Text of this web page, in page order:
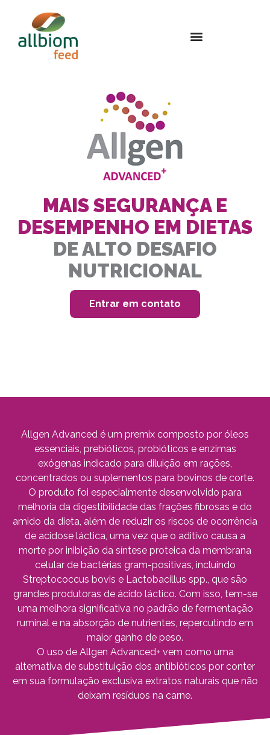
MAIS SEGURANÇA E
DESEMPENHO EM DIETAS
DE ALTO DESAFIO
NUTRICIONAL
Entrar em contato
Allgen Advanced é um premix composto por óleos
essenciais, prebióticos, probióticos e enzimas
exógenas indicado para diluição em rações,
concentrados ou suplementos para bovinos de corte.
O produto foi especialmente desenvolvido para
melhoria da digestibilidade das frações fibrosas e do
amido da dieta, além de reduzir os riscos de ocorrência
de acidose láctica, uma vez que o aditivo causa a
morte por inibição da síntese proteica da membrana
celular de bactérias gram-positivas, incluindo
Streptococcus bovis e Lactobacillus spp., que são
grandes produtoras de ácido láctico. Com isso, tem-se
uma melhora significativa no padrão de fermentação
ruminal e na absorção de nutrientes, repercutindo em
maior ganho de peso.
O uso de Allgen Advanced+ vem como uma
alternativa de substituição dos antibióticos por conter
em sua formulação exclusiva extratos naturais que não
deixam resíduos na carne.